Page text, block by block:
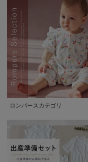
ロンパースカテゴリ